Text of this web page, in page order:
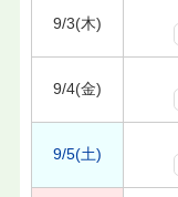
9/3(木)
9/4(金)
9/5(土)